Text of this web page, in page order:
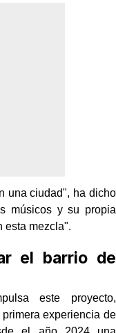
una ciudad", ha dicho
músicos y su propia
esta mezcla".
el barrio de
este proyecto,
experiencia de